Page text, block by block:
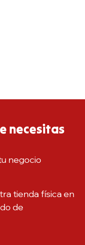
necesitas
negocio
tienda física en
de